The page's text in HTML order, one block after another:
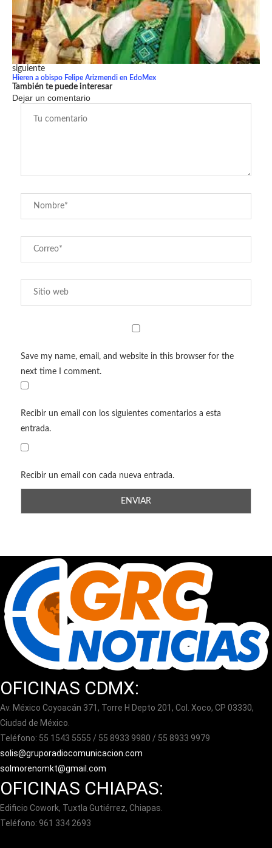
siguiente
Hieren a obispo Felipe Arizmendi en EdoMex
También te puede interesar
Dejar un comentario
Save my name, email, and website in this browser for the
next time I comment.
Recibir un email con los siguientes comentarios a esta
entrada.
Recibir un email con cada nueva entrada.
OFICINAS CDMX:
Av. México Coyoacán 371, Torre H Depto 201, Col. Xoco, CP 03330,
Ciudad de México.
Teléfono: 55 1543 5555 / 55 8933 9980 / 55 8933 9979
solis@gruporadiocomunicacion.com
solmorenomkt@gmail.com
OFICINAS CHIAPAS:
Edificio Cowork, Tuxtla Gutiérrez, Chiapas.
Teléfono: 961 334 2693